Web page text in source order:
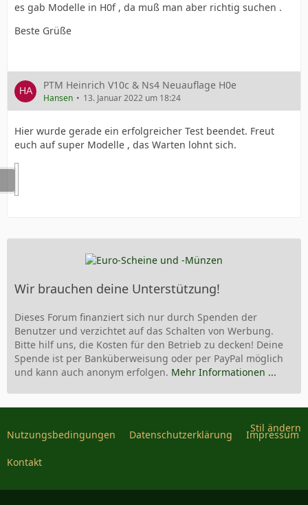
es gab Modelle in H0f , da muß man aber richtig suchen .
Beste Grüße
PTM Heinrich V10c & Ns4 Neuauflage H0e
Hansen 13. Januar 2022 um 18:24
Hier wurde gerade ein erfolgreicher Test beendet. Freut
euch auf super Modelle , das Warten lohnt sich.
Wir brauchen deine Unterstützung!
Dieses Forum finanziert sich nur durch Spenden der
Benutzer und verzichtet auf das Schalten von Werbung.
Bitte hilf uns, die Kosten für den Betrieb zu decken! Deine
Spende ist per Banküberweisung oder per PayPal möglich
und kann auch anonym erfolgen. Mehr Informationen ...
Stil ändern
Nutzungsbedingungen Datenschutzerklärung Impressum
Kontakt